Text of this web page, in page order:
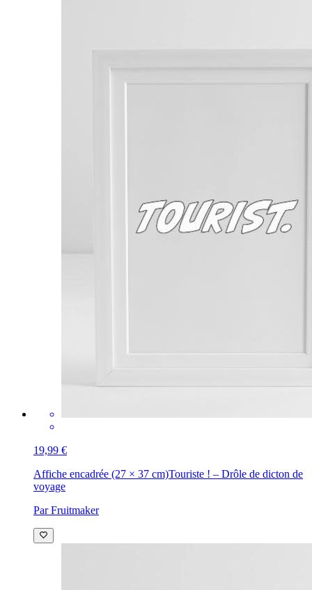
19,99 €
Affiche encadrée (27 × 37 cm)Touriste ! – Drôle de dicton de
voyage
Par Fruitmaker